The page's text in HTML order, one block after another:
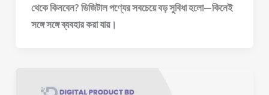
থেকে কিনবেন? ডিজিটাল পণ্যের সবচেয়ে বড় সুবিধা হলো—কিনেই
সঙ্গে সঙ্গে ব্যবহার করা যায়।